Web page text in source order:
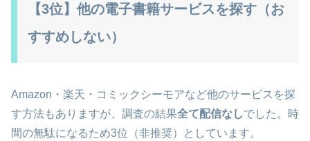
【3位】他の電子書籍サービスを探す（お
すすめしない）
Amazon・楽天・コミックシーモアなど他のサービスを探
す方法もありますが、調査の結果全て配信なしでした。時
間の無駄になるため3位（非推奨）としています。